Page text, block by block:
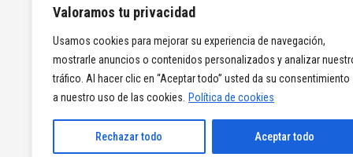
Valoramos tu privacidad
Usamos cookies para mejorar su experiencia de navegación,
mostrarle anuncios o contenidos personalizados y analizar
tráfico. Al hacer clic en “Aceptar todo” usted da su consentimiento
a nuestro uso de las cookies.
Política de cookies
Rechazar todo Aceptar todo